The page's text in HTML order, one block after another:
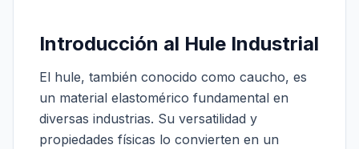
Introducción al Hule Industrial
El hule, también conocido como caucho, es
un material elastomérico fundamental en
diversas industrias. Su versatilidad y
propiedades físicas lo convierten en un